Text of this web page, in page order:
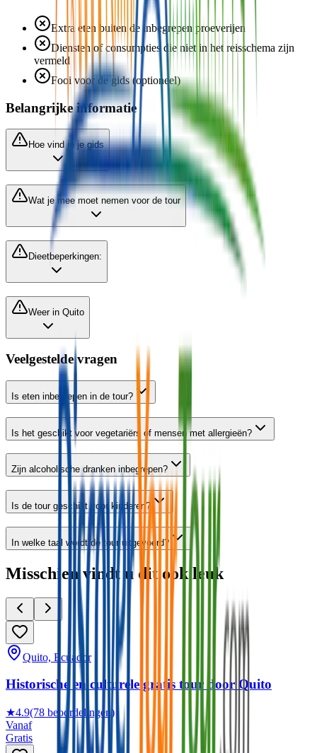
Extra eten buiten de inbegrepen proeverijen
Diensten of consumpties die niet in het reisschema zijn
vermeld
Fooi voor de gids (optioneel)
Belangrijke informatie
Hoe vind je je gids
Wat je mee moet nemen voor de tour
Dieetbeperkingen:
Weer in Quito
Veelgestelde vragen
Is eten inbegrepen in de tour?
Is het geschikt voor vegetariërs of mensen met allergieën?
Zijn alcoholische dranken inbegrepen?
Is de tour geschikt voor kinderen?
In welke taal wordt de tour uitgevoerd?
Misschien vindt u dit ook leuk
Quito, Ecuador
Historische en culturele gratis tour door Quito
★4.9(78 beoordelingen)
Vanaf
Gratis